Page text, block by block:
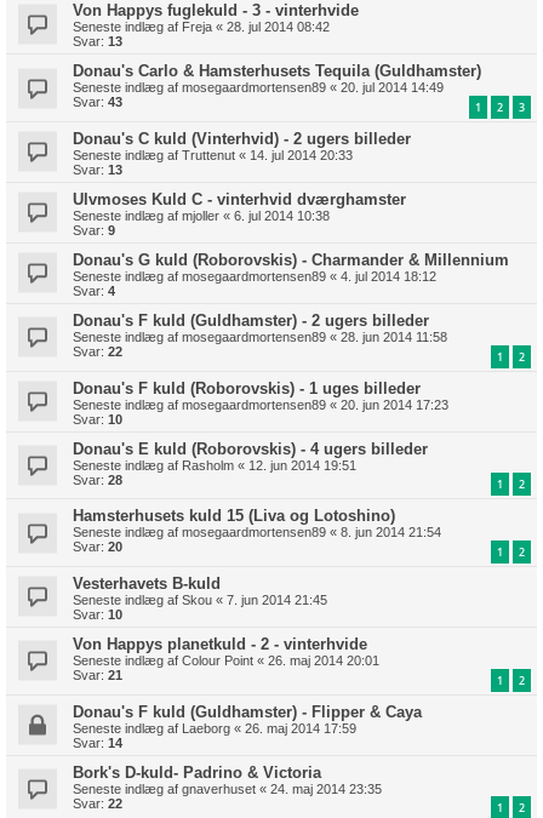
Von Happys fuglekuld - 3 - vinterhvide
Seneste indlæg af Freja « 28. jul 2014 08:42
Svar: 13
Donau's Carlo & Hamsterhusets Tequila (Guldhamster)
Seneste indlæg af mosegaardmortensen89 « 20. jul 2014 14:49
Svar: 43 1 2 3
Donau's C kuld (Vinterhvid) - 2 ugers billeder
Seneste indlæg af Truttenut « 14. jul 2014 20:33
Svar: 13
Ulvmoses Kuld C - vinterhvid dværghamster
Seneste indlæg af mjoller « 6. jul 2014 10:38
Svar: 9
Donau's G kuld (Roborovskis) - Charmander & Millennium
Seneste indlæg af mosegaardmortensen89 « 4. jul 2014 18:12
Svar: 4
Donau's F kuld (Guldhamster) - 2 ugers billeder
Seneste indlæg af mosegaardmortensen89 « 28. jun 2014 11:58
Svar: 22 1 2
Donau's F kuld (Roborovskis) - 1 uges billeder
Seneste indlæg af mosegaardmortensen89 « 20. jun 2014 17:23
Svar: 10
Donau's E kuld (Roborovskis) - 4 ugers billeder
Seneste indlæg af Rasholm « 12. jun 2014 19:51
Svar: 28 1 2
Hamsterhusets kuld 15 (Liva og Lotoshino)
Seneste indlæg af mosegaardmortensen89 « 8. jun 2014 21:54
Svar: 20 1 2
Vesterhavets B-kuld
Seneste indlæg af Skou « 7. jun 2014 21:45
Svar: 10
Von Happys planetkuld - 2 - vinterhvide
Seneste indlæg af Colour Point « 26. maj 2014 20:01
Svar: 21 1 2
Donau's F kuld (Guldhamster) - Flipper & Caya
Seneste indlæg af Laeborg « 26. maj 2014 17:59
Svar: 14
Bork's D-kuld- Padrino & Victoria
Seneste indlæg af gnaverhuset « 24. maj 2014 23:35
Svar: 22 1 2